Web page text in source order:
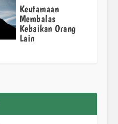
Keutamaan
Membalas
Kebaikan Orang
Lain